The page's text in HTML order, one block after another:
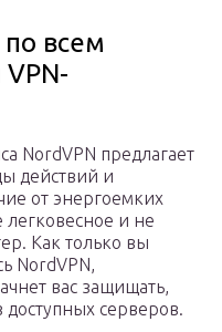
всем
NordVPN предлагает
действий и
от энергоемких
и не
Как только вы
NordVPN,
вас защищать,
серверов.